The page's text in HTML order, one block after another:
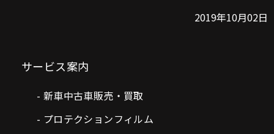
2019年10月02日
サービス案内
新車中古車販売・買取
プロテクションフィルム